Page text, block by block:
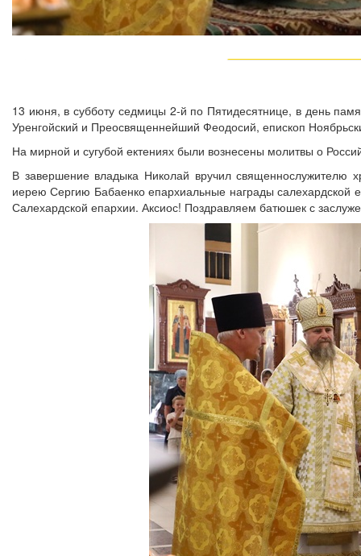
13 июня, в субботу седмицы 2-й по Пятидесятнице, в день
Уренгойский и Преосвященнейший Феодосий, епископ
На мирной и сугубой ектениях были вознесены молитвы о
В завершение владыка Николай вручил священнослужителю
иерею Сергию Бабаенко епархиальные награды салехардской
Салехардской епархии. Аксиос! Поздравляем батюшек с